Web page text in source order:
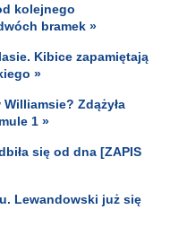
kolejnego
bramek »
Kibice zapamiętają
»
Zdążyła
1 »
się od dna [ZAPIS
Lewandowski już się